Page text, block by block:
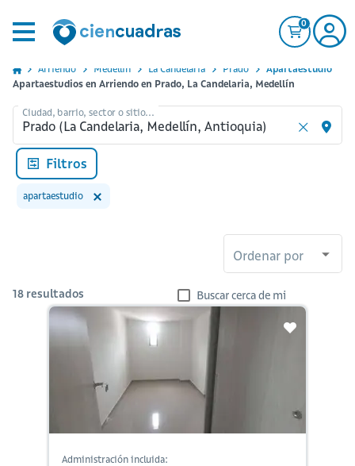
0
Arriendo Medellin La Candelaria Prado
Apartaestudio
Apartaestudios en Arriendo en Prado, La Candelaria, Medellín
Ciudad, barrio, sector o sitio...
Filtros
apartaestudio
Ordenar por
18 resultados Buscar cerca de mi
Administración incluida: